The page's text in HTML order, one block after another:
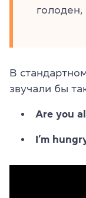
В
звучали бы
Are you
I’m